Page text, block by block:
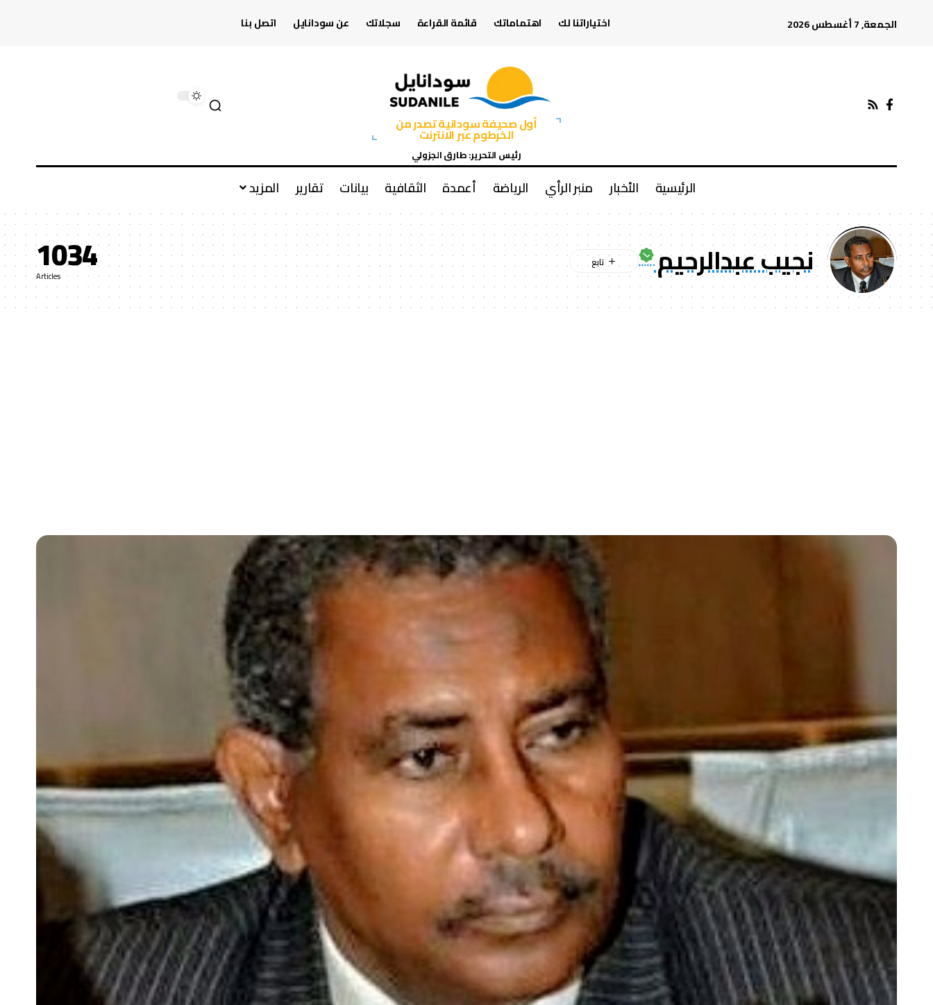
الجمعة, 7 أغسطس 2026 اختياراتنا لك اهتماماتك قائمة القراءة سجلاتك عن سودانايل اتصل بنا
أول صحيفة سودانية تصدر من
الخرطوم عبر الانترنت
رئيس التحرير: طارق الجزولي
الرئيسية الأخبار منبر الرأي الرياضة أعمدة الثقافية بيانات تقارير المزيد
نجيب عبدالرحيم 1034
Articles